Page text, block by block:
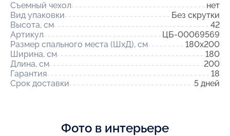
Съемный чехол
нет
Вид упаковки
Без скрутки
Высота, см
42
Артикул
ЦБ-00069569
Размер спального места (ШхД), см
180x200
Ширина, см
180
Длина, см
200
Гарантия
18
Срок доставки
5 дней
Фото в интерьере